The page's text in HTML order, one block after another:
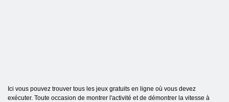
Ici vous pouvez trouver tous les jeux gratuits en ligne où vous devez
exécuter. Toute occasion de montrer l'activité et de démontrer la vitesse à